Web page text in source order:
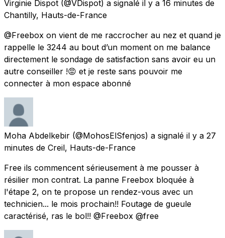
Virginie Dispot (@VDispot) a signalé il y a 16 minutes de
Chantilly, Hauts-de-France
@Freebox on vient de me raccrocher au nez et quand je
rappelle le 3244 au bout d’un moment on me balance
directement le sondage de satisfaction sans avoir eu un
autre conseiller !😡 et je reste sans pouvoir me
connecter à mon espace abonné
Moha Abdelkebir (@MohosElSfenjos) a signalé il y a 27
minutes de Creil, Hauts-de-France
Free ils commencent sérieusement à me pousser à
résilier mon contrat. La panne Freebox bloquée à
l'étape 2, on te propose un rendez-vous avec un
technicien... le mois prochain!! Foutage de gueule
caractérisé, ras le bol!! @Freebox @free